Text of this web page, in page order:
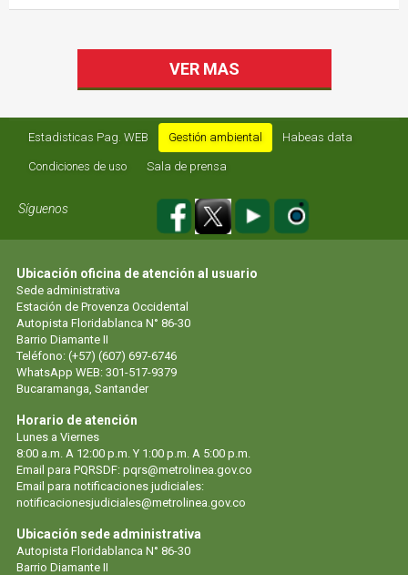
VER MAS
Estadisticas Pag. WEB Gestión ambiental Habeas data
Condiciones de uso Sala de prensa
Síguenos
Ubicación oficina de atención al usuario
Sede administrativa
Estación de Provenza Occidental
Autopista Floridablanca N° 86-30
Barrio Diamante II
Teléfono: (+57) (607) 697-6746
WhatsApp WEB: 301-517-9379
Bucaramanga, Santander
Horario de atención
Lunes a Viernes
8:00 a.m. A 12:00 p.m. Y 1:00 p.m. A 5:00 p.m.
Email para PQRSDF: pqrs@metrolinea.gov.co
Email para notificaciones judiciales:
notificacionesjudiciales@metrolinea.gov.co
Ubicación sede administrativa
Autopista Floridablanca N° 86-30
Barrio Diamante II